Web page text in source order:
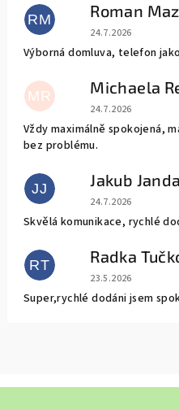
RM Roman
Hodnocení
24.7.2026
Výborná domluva, telefon
MR Michaela
Hodnocení
24.7.2026
Vždy maximálně spokojená,
bez problému.
JJ Jakub Janda
Hodnocení
24.7.2026
Skvělá komunikace, rychlé
RT Radka
Hodnocení
23.5.2026
Super,rychlé dodáni jsem